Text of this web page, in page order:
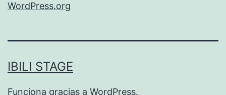
WordPress.org
IBILI STAGE
Funciona gracias a WordPress.